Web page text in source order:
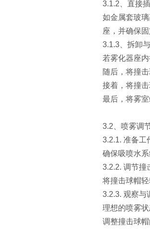
3.1.2、直接
如金属套玻
座，并确保
3.1.3、拆卸
若雾化器座
随后，将撞
接着，将撞
最后，将雾
3.2、喷雾调
3.2.1. 准备工
确保吸喷水
3.2.2. 调节撞
将撞击球帽
3.2.3. 观察与
理想的喷雾
调整撞击球